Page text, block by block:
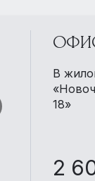
В
18»
2